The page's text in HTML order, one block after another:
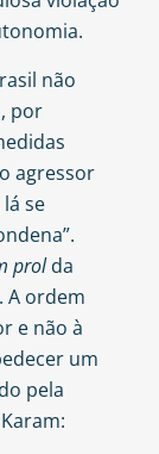
não
por
agressor
se
prolda
A ordem
e não à
um
pela